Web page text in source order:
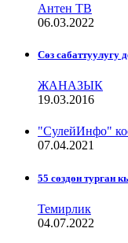
Антен ТВ
06.03.2022
Сѳз сабаттуулугу
ЖАНАЗЫК
19.03.2016
"СулейИнфо"
07.04.2021
55 сөздөн турган
Темирлик
04.07.2022